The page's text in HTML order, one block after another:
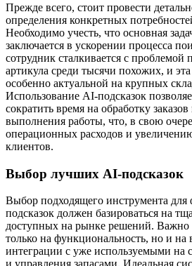
Прежде всего, стоит провести
определения конкретных
Необходимо учесть, что основная
заключается в ускорении процесса
сотрудник сталкивается с проблемой
артикула среди тысячи похожих, и эта
особенно актуальной на крупных
Использование AI-подсказок
сократить время на обработку
выполнения работы, что, в свою
операционных расходов и
клиентов.
Выбор лучших AI-подсказок
Выбор подходящего инструмента
подсказок должен базироваться на
доступных на рынке решений. Важно
только на функциональность, но и на
интеграции с уже используемыми на